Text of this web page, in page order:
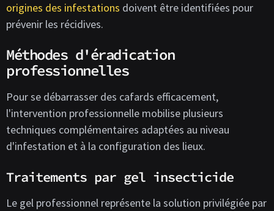
origines des infestations doivent être identifiées pour
prévenir les récidives.
Méthodes d'éradication
professionnelles
Pour se débarrasser des cafards efficacement,
l'intervention professionnelle mobilise plusieurs
techniques complémentaires adaptées au niveau
d'infestation et à la configuration des lieux.
Traitements par gel insecticide
Le gel professionnel représente la solution privilégiée par